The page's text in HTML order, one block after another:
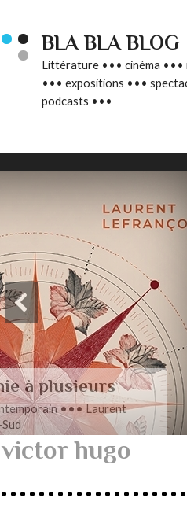
BLA BLA BLOG
Littérature ••• cinéma •••
••• expositions •••
podcasts •••
Romance en
Musique •••
Henninger, Romanza
victor hugo